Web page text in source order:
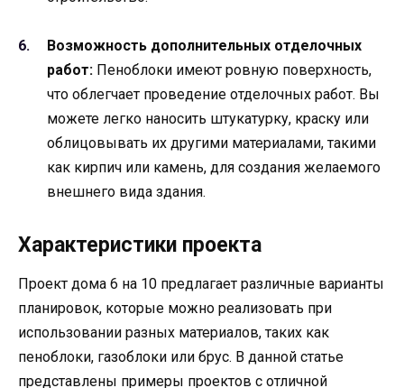
Возможность дополнительных отделочных
работ: Пеноблоки имеют ровную поверхность,
что облегчает проведение отделочных работ. Вы
можете легко наносить штукатурку, краску или
облицовывать их другими материалами, такими
как кирпич или камень, для создания желаемого
внешнего вида здания.
Характеристики проекта
Проект дома 6 на 10 предлагает различные варианты
планировок, которые можно реализовать при
использовании разных материалов, таких как
пеноблоки, газоблоки или брус. В данной статье
представлены примеры проектов с отличной